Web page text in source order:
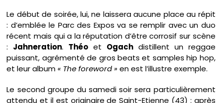
Le début de soirée, lui, ne laissera aucune place au répit
: d’emblée le Parc des Expos va se remplir avec un duo
récent mais qui a la réputation d’être corrosif sur scène
: Jahneration. Théo et Ogachdistillent un reggae
puissant, agrémenté de gros beats et samples hip hop,
et leur album« The foreword »en est l’illustre exemple.
Le second groupe du samedi soir sera particulièrement
attendu et il est originaire de Saint-Etienne (43) : après